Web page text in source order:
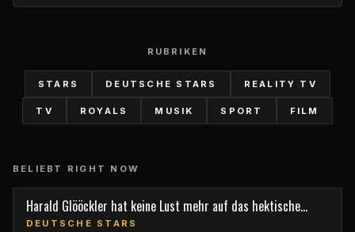
RUBRIKEN
STARS DEUTSCHE STARS REALITY TV
TV ROYALS MUSIK SPORT FILM
BELIEBT RIGHT NOW
Harald Glööckler hat keine Lust mehr auf das hektische
Berlin
DEUTSCHE STARS